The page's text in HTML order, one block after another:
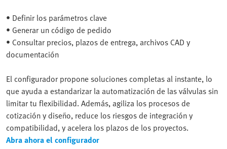
• Definir los parámetros clave
• Generar un código de pedido
• Consultar precios, plazos de entrega, archivos CAD y
documentación
El configurador propone soluciones completas al instante, lo
que ayuda a estandarizar la automatización de las válvulas sin
limitar tu flexibilidad. Además, agiliza los procesos de
cotización y diseño, reduce los riesgos de integración y
compatibilidad, y acelera los plazos de los proyectos.
Abra ahora el configurador